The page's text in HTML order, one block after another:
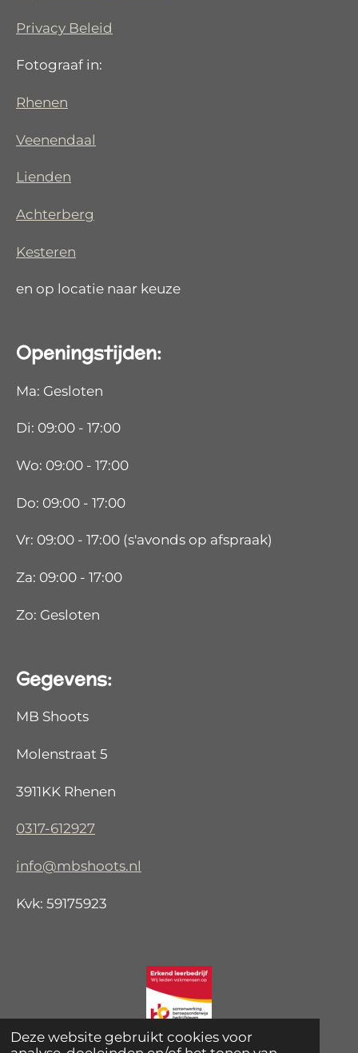
Deze website gebruikt cookies voor
Privacy Beleid
Fotograaf in:
Rhenen
Veenendaal
Lienden
Achterberg
Kesteren
en op locatie naar keuze
Openingstijden:
Ma: Gesloten
Di: 09:00 - 17:00
Wo: 09:00 - 17:00
Do: 09:00 - 17:00
Vr: 09:00 - 17:00 (s'avonds op afspraak)
Za: 09:00 - 17:00
Zo: Gesloten
Gegevens:
MB Shoots
Molenstraat 5
3911KK Rhenen
0317-612927
info@mbshoots.nl
Kvk: 59175923
© 2021 - 2026 MB Shoots